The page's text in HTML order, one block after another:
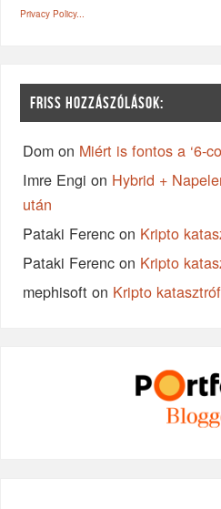
Privacy Policy...
FRISS HOZZÁSZÓLÁSOK:
Dom on Miért is fontos a ‘6-
Imre Engi on Hybrid +
után
Pataki Ferenc on Kripto
Pataki Ferenc on Kripto
mephisoft on Kripto